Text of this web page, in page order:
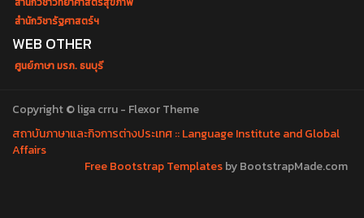
สำนักวิชารัฐศาสตร์ฯ
WEB OTHER
ศูนย์ภาษา มรภ. ธนบุรี
Copyright © liga crru - Flexor Theme
สถาบันภาษาและกิจการต่างประเทศ :: Language Institute and Global
Affairs
Free Bootstrap Templatesby BootstrapMade.com